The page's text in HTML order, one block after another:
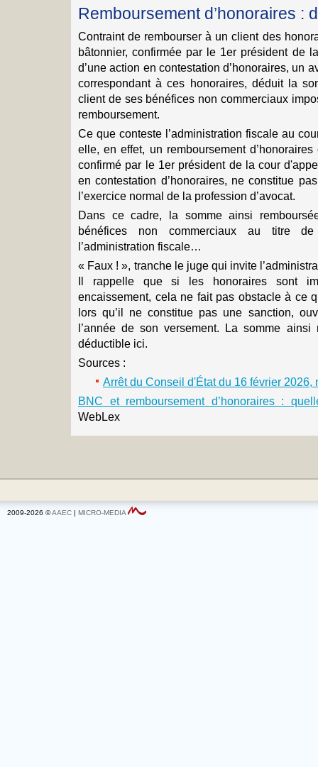
Remboursement d’honoraires :
Contraint de rembourser à un client des
bâtonnier, confirmée par le 1er président de
d’une action en contestation d’honoraires, un
correspondant à ces honoraires, déduit la
client de ses bénéfices non commerciaux
remboursement.
Ce que conteste l’administration fiscale au
elle, en effet, un remboursement
confirmé par le 1er président de la cour
en contestation d’honoraires, ne constitue
l’exercice normal de la profession d’avocat.
Dans ce cadre, la somme ainsi
bénéfices non commerciaux au titre
l’administration fiscale…
« Faux ! », tranche le juge qui invite
Il rappelle que si les honoraires sont
encaissement, cela ne fait pas obstacle à ce
lors qu’il ne constitue pas une sanction,
l’année de son versement. La somme
déductible ici.
Sources :
Arrêt du Conseil d'État du 16 février 2026,
BNC et remboursement d’honoraires :
WebLex
2009-2026 ©AAEC | MICRO-MEDIA